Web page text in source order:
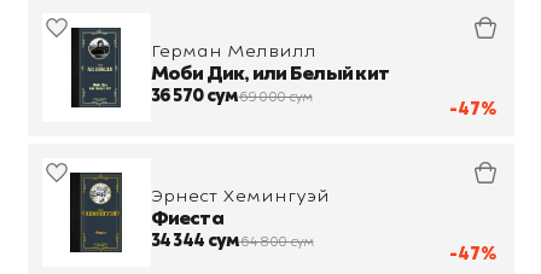
-47%
Герман Мелвилл
Моби Дик, или Белый кит
36 570 сум69 000 сум
-47%
Эрнест Хемингуэй
Фиеста
34 344 сум64 800 сум